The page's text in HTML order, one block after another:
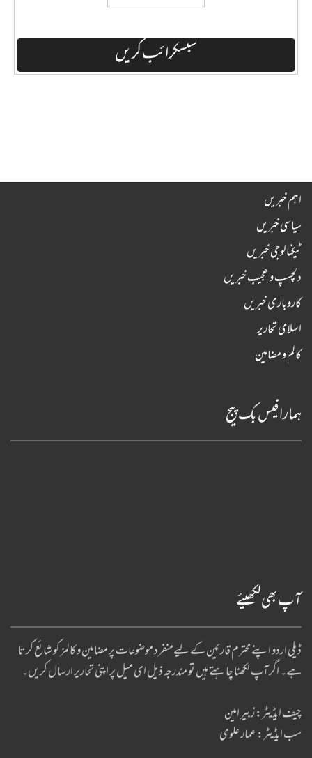
اہم خبریں
سیاسی خبریں
ٹیکنالوجی خبریں
دلچسپ و عجیب خبریں
کاروباری خبریں
اسلامی تحاریر
کالم و مضامین
ہمارا فیس بک پیج
آپ بھی لکھیئے
ڈیلی اردو اپنے محترم قارئین کے لیےمنفرد موضوعات پر مضامین و کالمز کو شائع کرتا
ہے۔ اگر آپ لکھنا چا ہتے ہیں تو مندرجہ ذیل ای میل پر اپنی تحاریر ارسال کریں۔
چیف ایڈیٹر: زبیر امین
سب ایڈیٹر: عمار علوی